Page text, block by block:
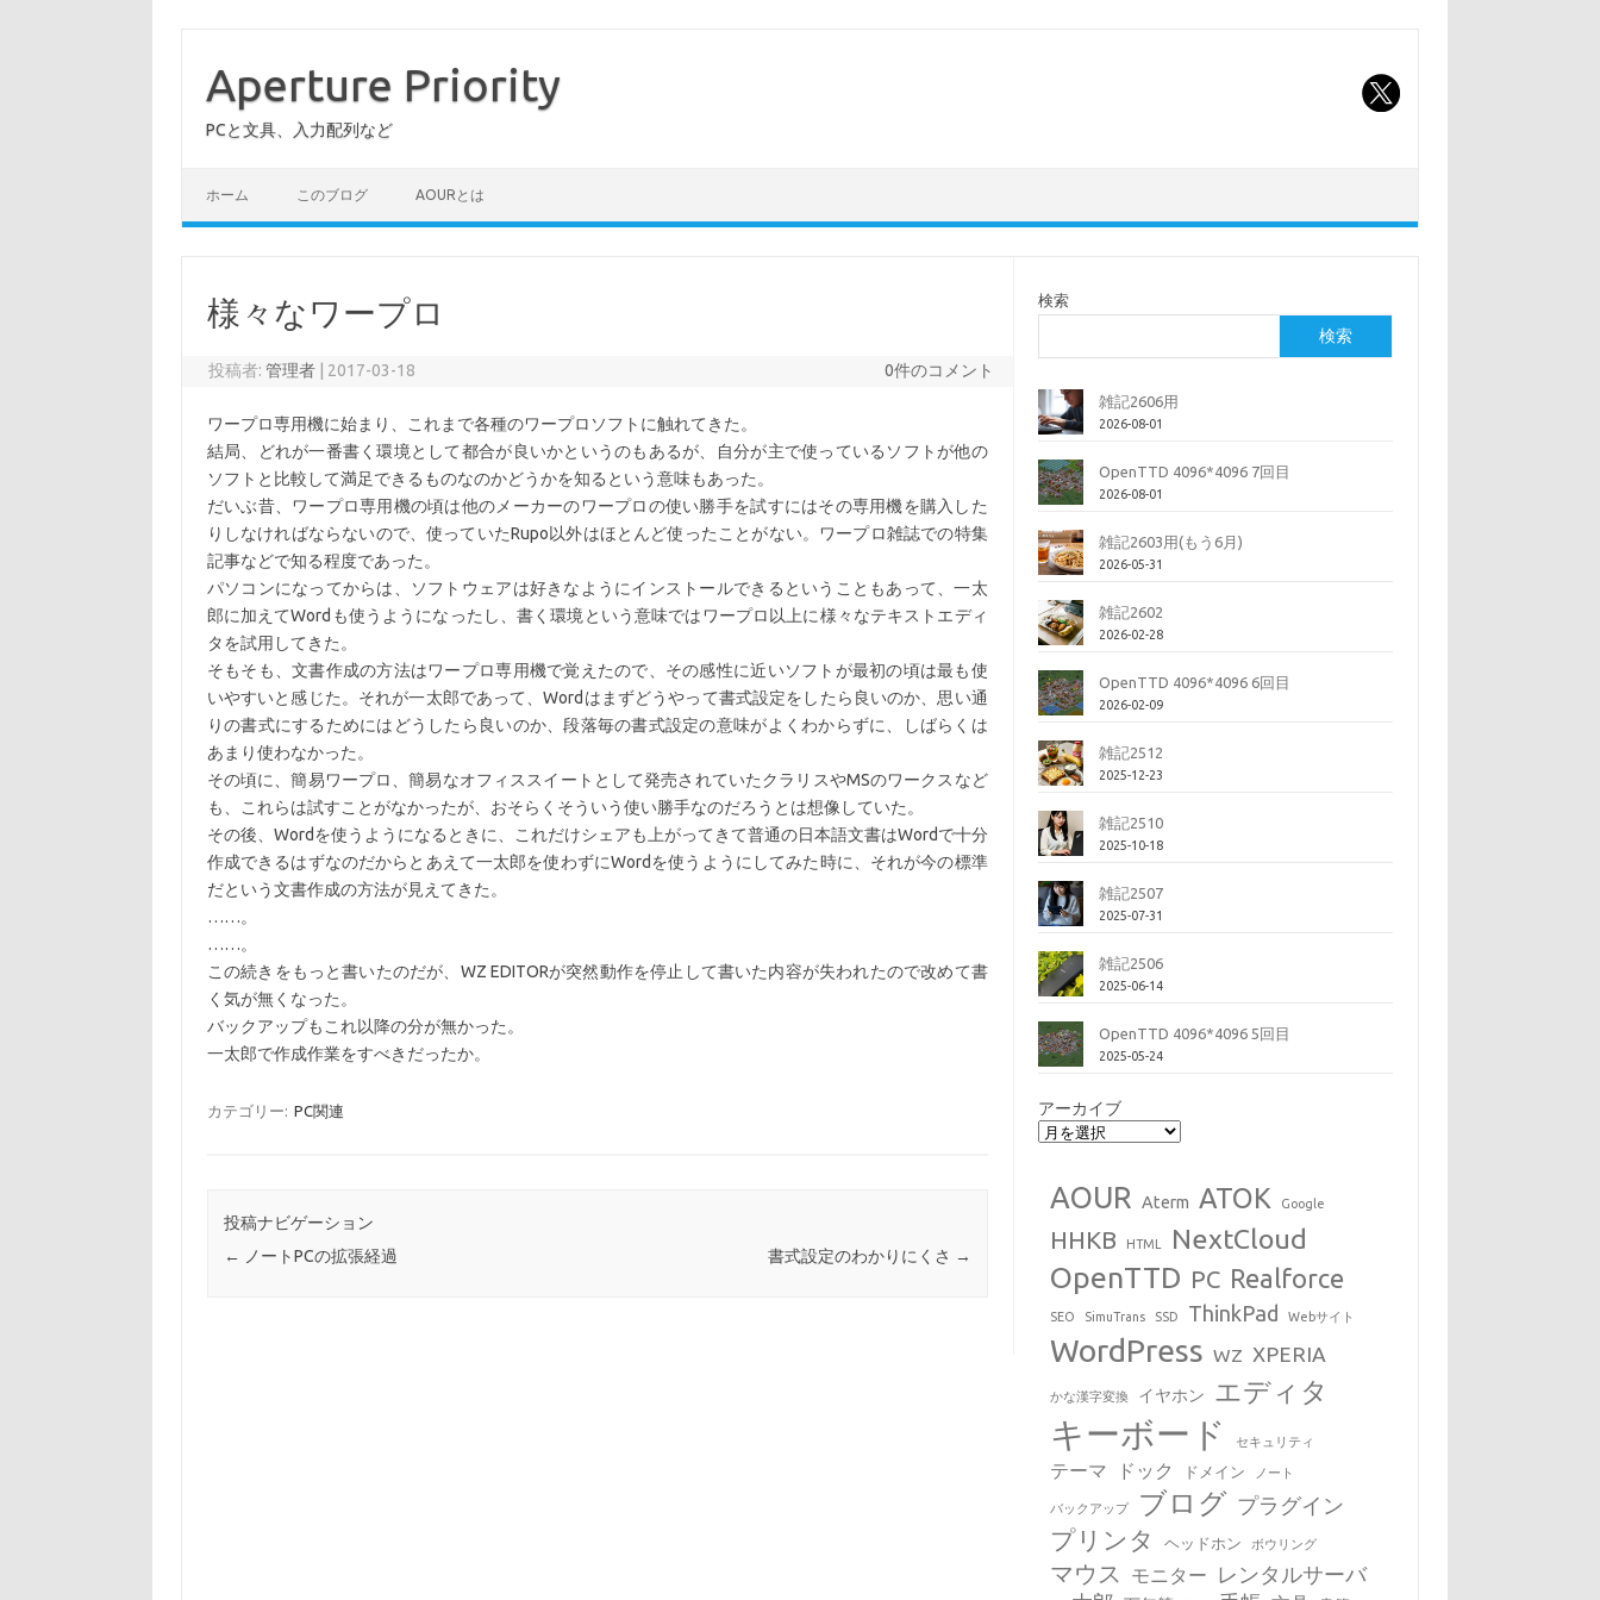
Aperture Priority
PCと文具、入力配列など
ホーム このブログ AOURとは
様々なワープロ
投稿者:管理者 2017-03-18 0件のコメント
ワープロ専用機に始まり、これまで各種のワープロソフトに触れてきた。
結局、どれが一番書く環境として都合が良いかというのもあるが、自分が主で使っているソフトが他の
ソフトと比較して満足できるものなのかどうかを知るという意味もあった。
だいぶ昔、ワープロ専用機の頃は他のメーカーのワープロの使い勝手を試すにはその専用機を購入した
りしなければならないので、使っていたRupo以外はほとんど使ったことがない。ワープロ雑誌での特集
記事などで知る程度であった。
パソコンになってからは、ソフトウェアは好きなようにインストールできるということもあって、一太
郎に加えてWordも使うようになったし、書く環境という意味ではワープロ以上に様々なテキストエディ
タを試用してきた。
そもそも、文書作成の方法はワープロ専用機で覚えたので、その感性に近いソフトが最初の頃は最も使
いやすいと感じた。それが一太郎であって、Wordはまずどうやって書式設定をしたら良いのか、思い通
りの書式にするためにはどうしたら良いのか、段落毎の書式設定の意味がよくわからずに、しばらくは
あまり使わなかった。
その頃に、簡易ワープロ、簡易なオフィススイートとして発売されていたクラリスやMSのワークスなど
も、これらは試すことがなかったが、おそらくそういう使い勝手なのだろうとは想像していた。
その後、Wordを使うようになるときに、これだけシェアも上がってきて普通の日本語文書はWordで十分
作成できるはずなのだからとあえて一太郎を使わずにWordを使うようにしてみた時に、それが今の標準
だという文書作成の方法が見えてきた。
……。
……。
この続きをもっと書いたのだが、WZ EDITORが突然動作を停止して書いた内容が失われたので改めて書
く気が無くなった。
バックアップもこれ以降の分が無かった。
一太郎で作成作業をすべきだったか。
カテゴリー: PC関連
投稿ナビゲーション
← ノートPCの拡張経過 書式設定のわかりにくさ →
検索
検索
雑記2606用
2026-08-01
OpenTTD 4096*4096 7回目
2026-08-01
雑記2603用(もう6月)
2026-05-31
雑記2602
2026-02-28
OpenTTD 4096*4096 6回目
2026-02-09
雑記2512
2025-12-23
雑記2510
2025-10-18
雑記2507
2025-07-31
雑記2506
2025-06-14
OpenTTD 4096*4096 5回目
2025-05-24
アーカイブ
AOUR Aterm ATOK Google
HHKB HTML NextCloud
OpenTTD PC Realforce
SEO SimuTrans SSD ThinkPad Webサイト
WordPress WZ XPERIA
かな漢字変換 イヤホン エディタ
キーボード セキュリティ
テーマ ドック ドメイン ノート
バックアップ ブログ プラグイン
プリンタ ヘッドホン ボウリング
マウス モニター
レンタルサーバ